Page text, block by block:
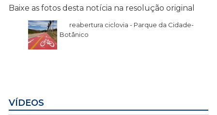
Baixe as fotos desta notícia na resolução original
reabertura ciclovia - Parque da Cidade-
Botânico
VÍDEOS